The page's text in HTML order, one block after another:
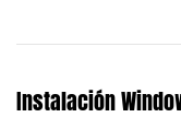
Instalación